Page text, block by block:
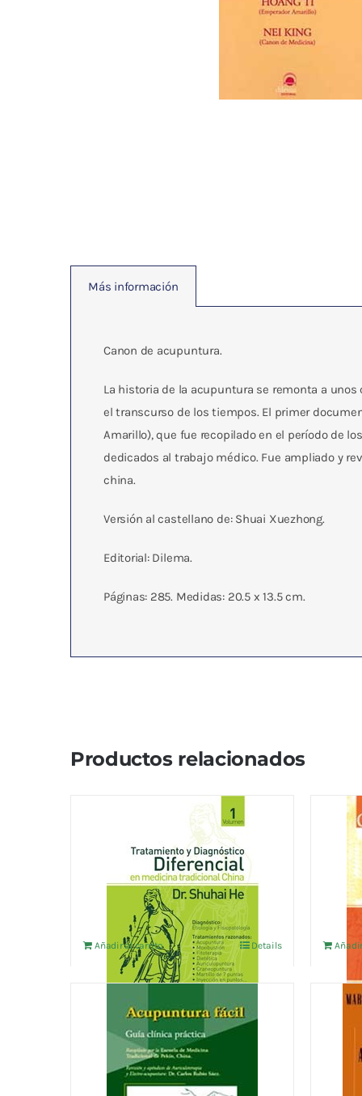
enseñanza
Más información
Canon de acupuntura.
La historia de la acupuntura se remonta a
el transcurso de los tiempos. El primer
Amarillo), que fue recopilado en el período de
dedicados al trabajo médico. Fue ampliado y
china.
Versión al castellano de: Shuai Xuezhong.
Editorial: Dilema.
Páginas: 285. Medidas: 20.5 x 13.5 cm.
Productos relacionados
DIAGNOSTICO DIFERENCIAL
EN M.T.C. VOL.1
IVA no incluído
Añadir al carrito Details
ACUPUNTURA FACIL
IVA no incluído